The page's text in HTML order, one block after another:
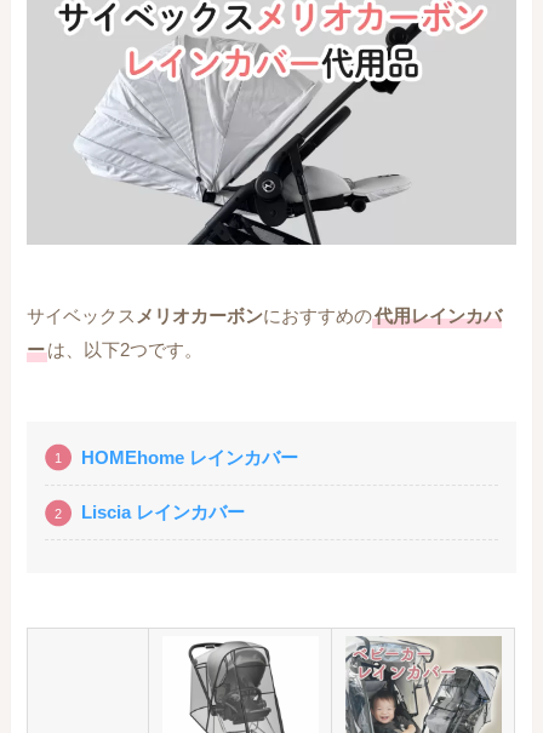
サイベックス メリオカーボンにおすすめの代用レインカバ
ーは、以下2つです。
HOMEhome レインカバー
Liscia レインカバー